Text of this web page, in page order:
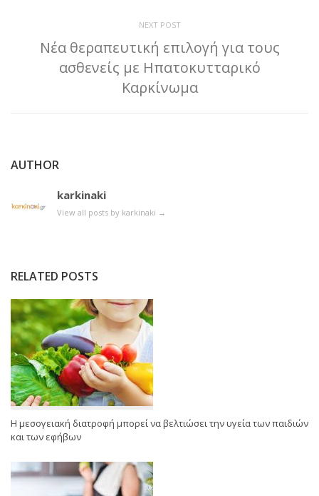
NEXT POST
Νέα θεραπευτική επιλογή για τους
ασθενείς με Ηπατοκυτταρικό
Καρκίνωμα
AUTHOR
karkinaki
View all posts by karkinaki →
RELATED POSTS
Η μεσογειακή διατροφή μπορεί να βελτιώσει την υγεία των παιδιών
και των εφήβων